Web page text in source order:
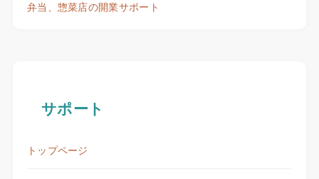
弁当、惣菜店の開業サポート
サポート
トップページ